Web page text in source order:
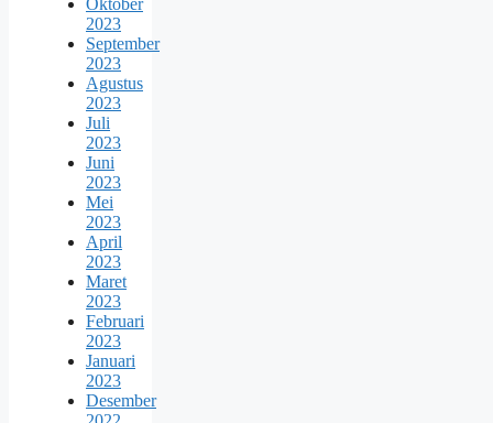
2023
September
2023
Agustus
2023
Juli
2023
Juni
2023
Mei
2023
April
2023
Maret
2023
Februari
2023
Januari
2023
Desember